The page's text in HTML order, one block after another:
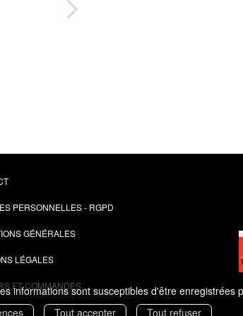
informations sont susceptibles d'être enregistrées
Tout accepter Tout refuser
PERSONNELLES - RGPD
GÉNÉRALES
LÉGALES
ET COMMANDES